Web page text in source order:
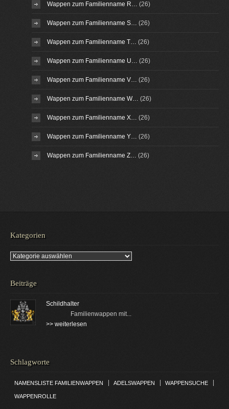
Wappen zum Familienname R… (26)
Wappen zum Familienname S… (26)
Wappen zum Familienname T… (26)
Wappen zum Familienname U… (26)
Wappen zum Familienname V… (26)
Wappen zum Familienname W… (26)
Wappen zum Familienname X… (26)
Wappen zum Familienname Y… (26)
Wappen zum Familienname Z… (26)
Kategorien
Kategorien
Beiträge
Schildhalter
Familienwappen mit...
>> weiterlesen
Schlagworte
NAMENSLISTE FAMILIENWAPPEN ADELSWAPPEN WAPPENSUCHE
WAPPENROLLE